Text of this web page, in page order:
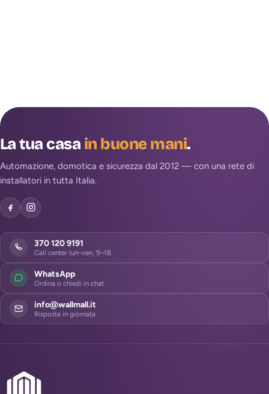
La tua casain buone mani.
Automazione, domotica e sicurezza dal 2012 — con una rete di
installatori in tutta Italia.
370 120 9191
Call center lun–ven, 9–18
WhatsApp
Ordina o chiedi in chat
info@wallmall.it
Risposta in giornata